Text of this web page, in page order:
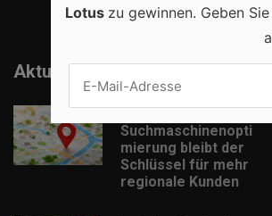
Aktuell
Suchmaschinenopti
mierung bleibt der
Schlüssel für mehr
regionale Kunden
Lotus zu gewinnen. Geben